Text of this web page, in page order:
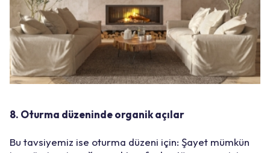
8. Oturma düzeninde organik açılar
Bu tavsiyemiz ise oturma düzeni için: Şayet mümkün